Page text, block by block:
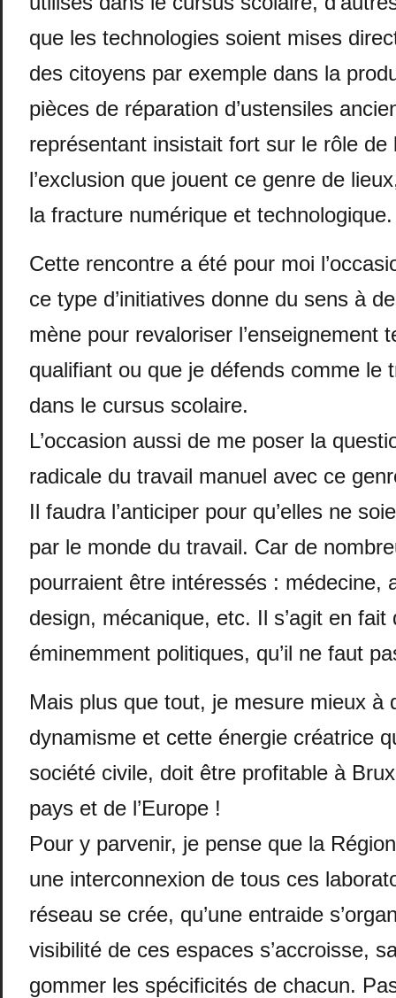
que les technologies soient mises
des citoyens par exemple dans la
pièces de réparation d’ustensiles
représentant insistait fort sur le rôle de
l’exclusion que jouent ce genre de
la fracture numérique et technologique.
Cette rencontre a été pour moi
ce type d’initiatives donne du sens à
mène pour revaloriser l’enseignement
qualifiant ou que je défends comme le
dans le cursus scolaire.
L’occasion aussi de me poser la
radicale du travail manuel avec ce
Il faudra l’anticiper pour qu’elles ne
par le monde du travail. Car de
pourraient être intéressés : médecine,
design, mécanique, etc. Il s’agit en fait
éminemment politiques, qu’il ne faut
Mais plus que tout, je mesure mieux à
dynamisme et cette énergie créatrice
société civile, doit être profitable à
pays et de l’Europe !
Pour y parvenir, je pense que la
une interconnexion de tous ces
réseau se crée, qu’une entraide
visibilité de ces espaces s’accroisse,
gommer les spécificités de chacun.